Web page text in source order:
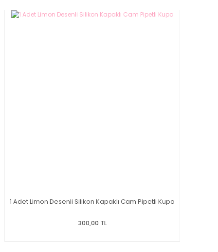
1 Adet Limon Desenli Silikon Kapaklı Cam Pipetli Kupa
300,00 TL